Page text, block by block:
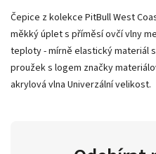
Čepice z kolekce PitBull West
měkký úplet s příměsí ovčí vlny
teploty - mírně elastický materiál
proužek s logem značky
akrylová vlna Univerzální velikost.